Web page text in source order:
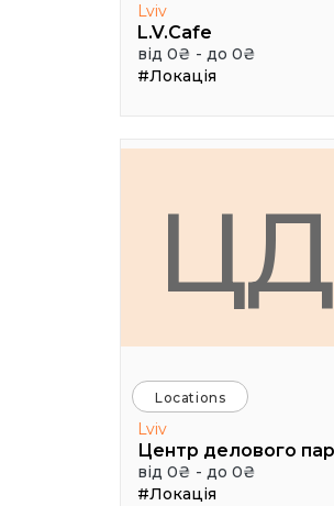
Lviv
L.V.Cafe
від 0₴ - до 0₴
#Локація
ЦД
Locations
Lviv
від 0₴ - до 0₴
#Локація